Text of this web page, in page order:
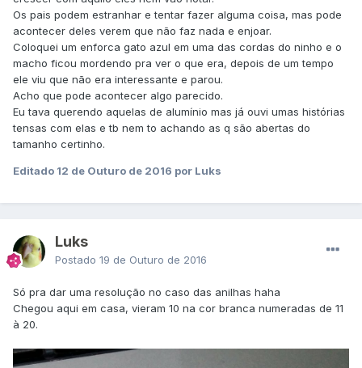
Os pais podem estranhar e tentar fazer alguma coisa, mas pode
acontecer deles verem que não faz nada e enjoar.
Coloquei um enforca gato azul em uma das cordas do ninho e o
macho ficou mordendo pra ver o que era, depois de um tempo
ele viu que não era interessante e parou.
Acho que pode acontecer algo parecido.
Eu tava querendo aquelas de alumínio mas já ouvi umas histórias
tensas com elas e tb nem to achando as q são abertas do
tamanho certinho.
Editado 12 de Outuro de 2016 por Luks
Luks
Postado 19 de Outuro de 2016
Só pra dar uma resolução no caso das anilhas haha
Chegou aqui em casa, vieram 10 na cor branca numeradas de 11
à 20.